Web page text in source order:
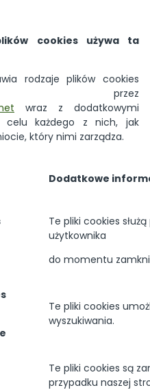
cookies używa ta
rodzaje plików cookies
przez
wraz z dodatkowymi
każdego z nich, jak
który nimi zarządza.
Dodatkowe
Te pliki cookies
użytkownika
do momentu
Te pliki cookies
wyszukiwania.
Te pliki cookies są
przypadku naszej